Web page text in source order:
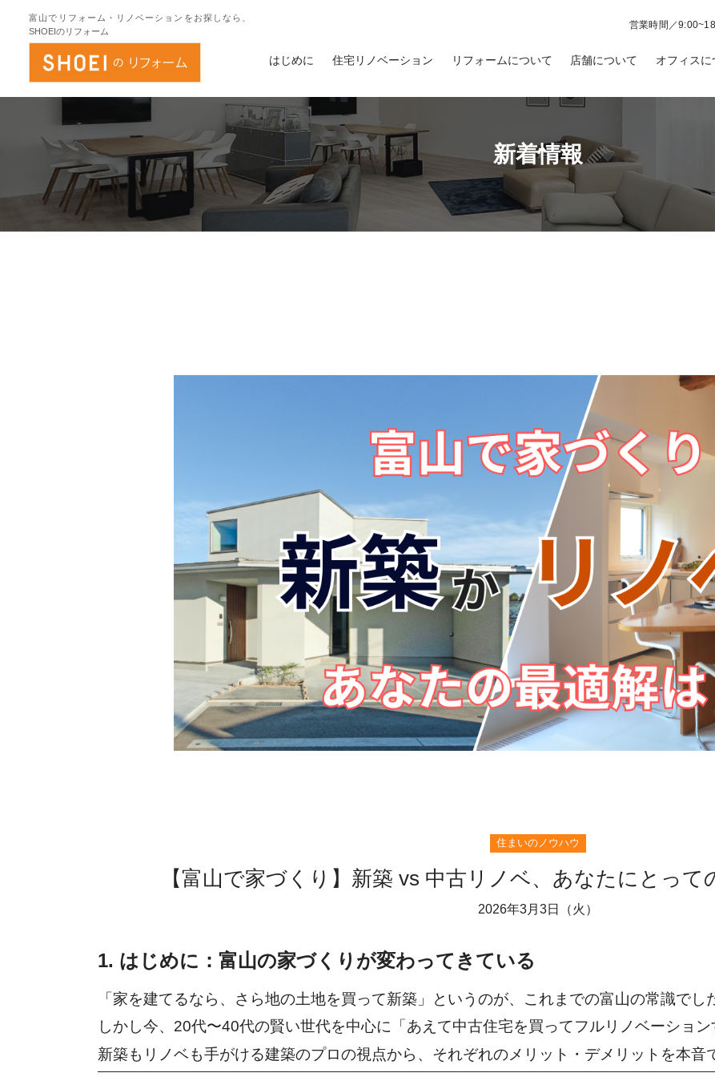
富山でリフォーム・リノベーションをお探しなら、
SHOEIのリフォーム
営業時間／
はじめに 住宅リノベーション リフォームについて 店舗について オフィスに
新着情報
住まいのノウハウ
【富山で家づくり】新築 vs 中古リノベ、あなたにとって
2026年3月3日（火）
1. はじめに：富山の家づくりが変わってきている
「家を建てるなら、さら地の土地を買って新築」というのが、これまでの富山の常識でし
しかし今、20代〜40代の賢い世代を中心に「あえて中古住宅を買ってフルリノベーション
新築もリノベも手がける建築のプロの視点から、それぞれのメリット・デメリットを本音